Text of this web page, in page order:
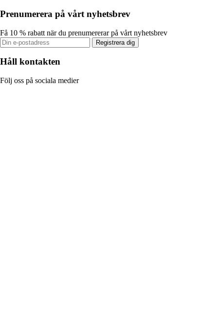
Prenumerera på vårt nyhetsbrev
Få 10 % rabatt när du prenumererar på vårt nyhetsbrev
Registrera dig
Håll kontakten
Följ oss på sociala medier